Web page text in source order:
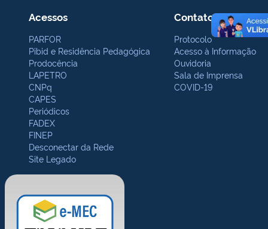
Acessos
PARFOR
Pibid e Residência Pedagógica
Prodocência
LAPETRO
CNPq
CAPES
Periódicos
FADEX
FINEP
Desconectar da Rede
Site Legado
Contatos Gerais
Protocolo
Acesso à Informação
Ouvidoria
Sala de Imprensa
COVID-19